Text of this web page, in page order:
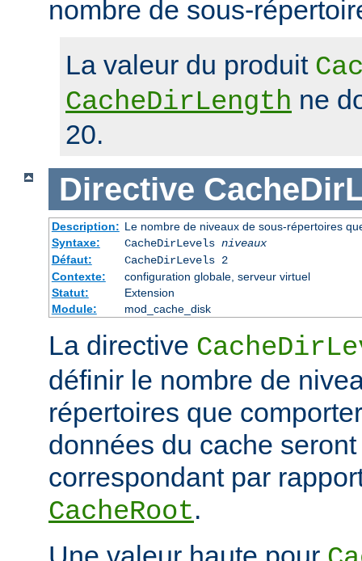
nombre de sous-
La valeur du produit
CacheDirLength ne
20.
Directive
Description: Le nombre de niveaux de sous-répertoires
Syntaxe:
CacheDirLevels niveaux
Défaut:
CacheDirLevels 2
Contexte:
configuration globale, serveur virtuel
Statut:
Extension
Module:
mod_cache_disk
La directive
définir le nombre de
répertoires que
données du cache
correspondant par
CacheRoot.